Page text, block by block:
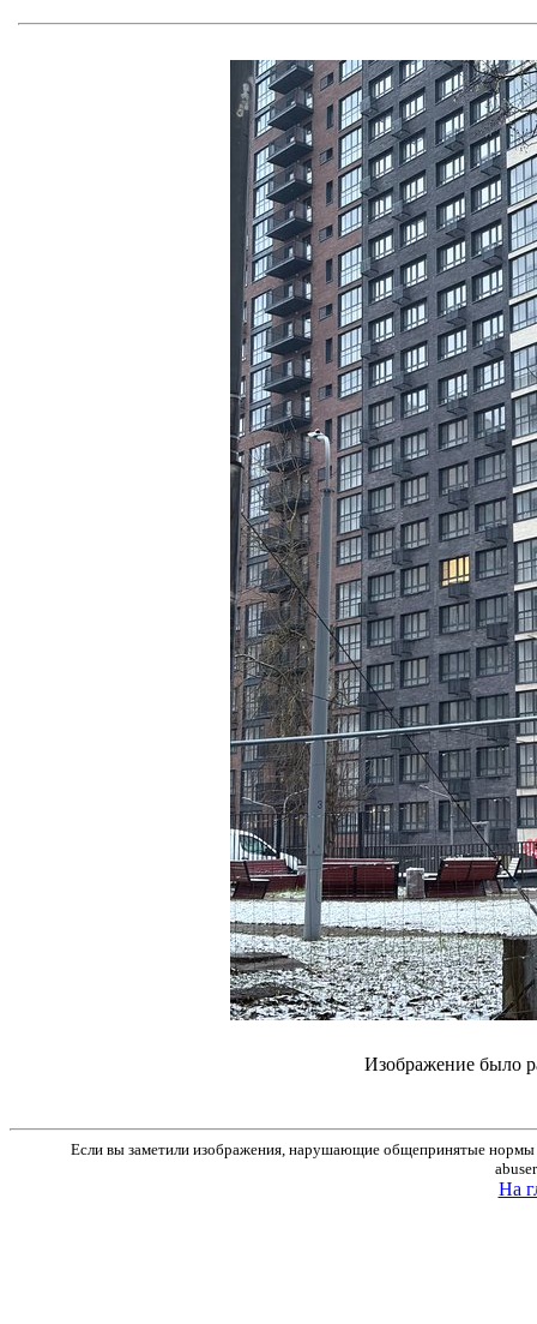
Изображение было
Если вы заметили изображения, нарушающие общепринятые нормы
На